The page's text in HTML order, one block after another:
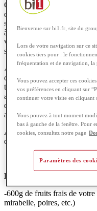
On ne va pas se mentir, il
d’avoir une grosse envie de
sucre est trop fort. On dit
à la tentation, c’est d’y
voulez vous faire plaisir
solution qu’il vous faut !
À l’heure du petit déjeuner
ou encore au goûter sur des
tartiner de la confiture.
a pour tous les goûts !Pour
des plus grands, découvrez
adapter selon vos
Avant de commencer,
déposerez plus tard votre
Liste des ingrédients pour
-600g de fruits frais de votre
mirabelle, poires, etc.)
Bienvenue sur bi1.fr, site du
Lors de votre navigation sur ce
cookies tiers pour : le
fréquentation et de navigation, la
Vous pouvez accepter ces
vos préférences en cliquant sur
continuer votre visite en cliquant
Vous pouvez à tout moment
bas à gauche de la fenêtre. Pour
cookies, consultez notre page
Paramètres des